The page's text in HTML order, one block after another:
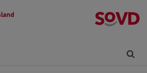
springen